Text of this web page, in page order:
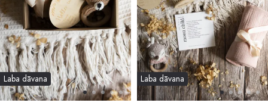
Laba dāvana Laba dāvana